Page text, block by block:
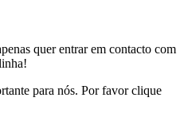
quer entrar em contacto com
para nós. Por favor clique